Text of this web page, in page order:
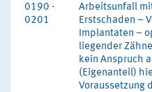
0190 -
0201
Arbeitsunfall
Erstschaden –
Implantaten –
liegender
kein Anspruch
(Eigenanteil)
Voraussetzung